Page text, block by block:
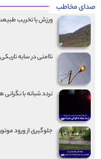
صدای مخاطب
ورزش یا تخریب
ناامنی در سایه
تردد شبانه با
جلوگیری از ورود